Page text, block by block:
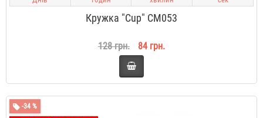
Кружка "Cup" CM053
128 грн. 84 грн.
-34 %